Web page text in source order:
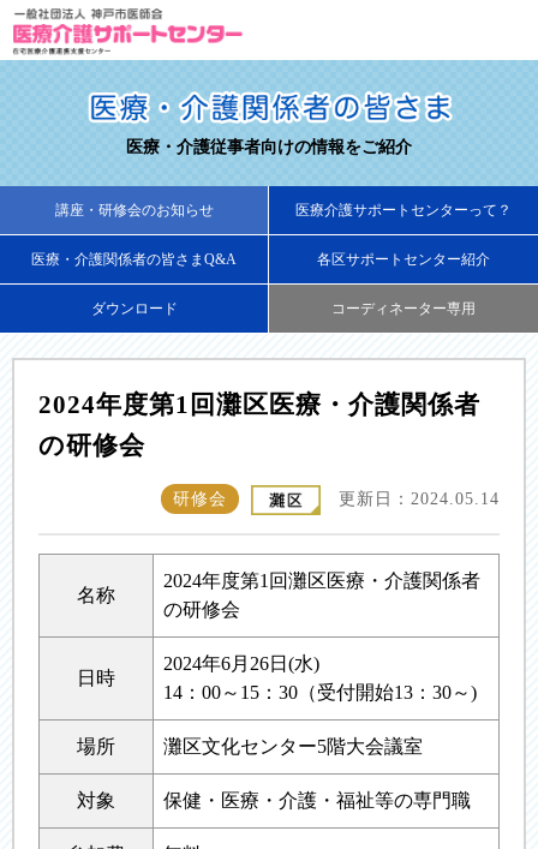
医療・介護従事者向けの情報をご紹介
講座・研修会のお知らせ 医療介護サポートセンターって？
医療・介護関係者の皆さまQ&A 各区サポートセンター紹介
ダウンロード コーディネーター専用
2024年度第1回灘区医療・介護関係者
の研修会
研修会 更新日：2024.05.14
名称
2024年度第1回灘区医療・介護関係者
の研修会
日時
2024年6月26日(水)
14：00～15：30（受付開始13：30～)
場所 灘区文化センター5階大会議室
対象 保健・医療・介護・福祉等の専門職